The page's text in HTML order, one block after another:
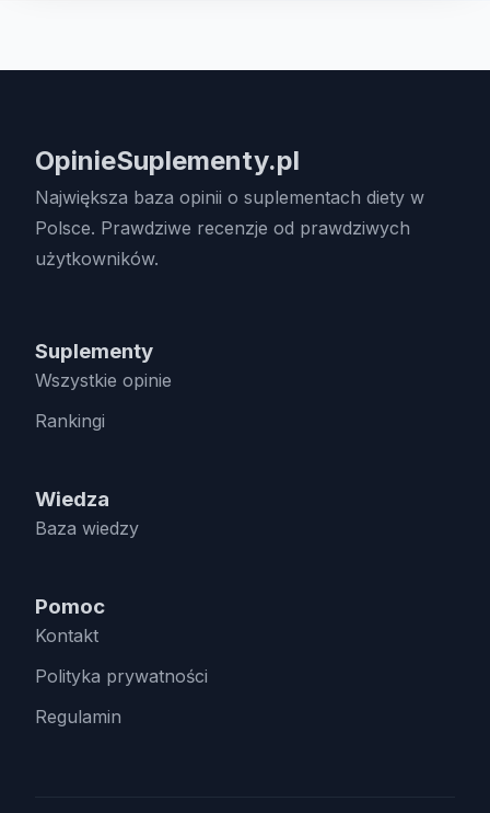
OpinieSuplementy.pl
Największa baza opinii o suplementach diety w
Polsce. Prawdziwe recenzje od prawdziwych
użytkowników.
Suplementy
Wszystkie opinie
Rankingi
Wiedza
Baza wiedzy
Pomoc
Kontakt
Polityka prywatności
Regulamin